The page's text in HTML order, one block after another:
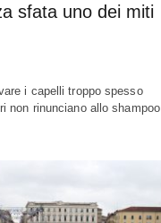
sfata uno dei miti
i capelli troppo spesso
non rinunciano allo shampoo